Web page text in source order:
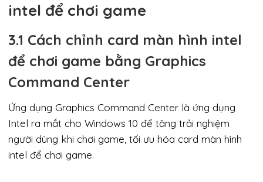
intel để chơi game
3.1 Cách chỉnh card màn hình intel
để chơi game bằng Graphics
Command Center
Ứng dụng Graphics Command Center là ứng dụng
Intel ra mắt cho Windows 10 để tăng trải nghiệm
người dùng khi chơi game, tối ưu hóa card màn hình
intel để chơi game.